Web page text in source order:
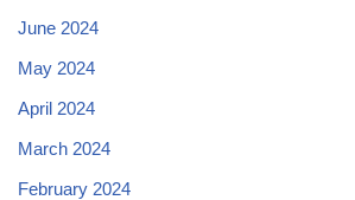
June 2024
May 2024
April 2024
March 2024
February 2024